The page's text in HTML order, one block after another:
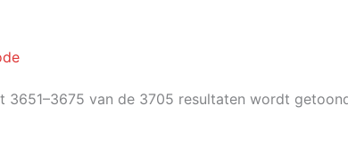
3651–3675 van de 3705 resultaten wordt